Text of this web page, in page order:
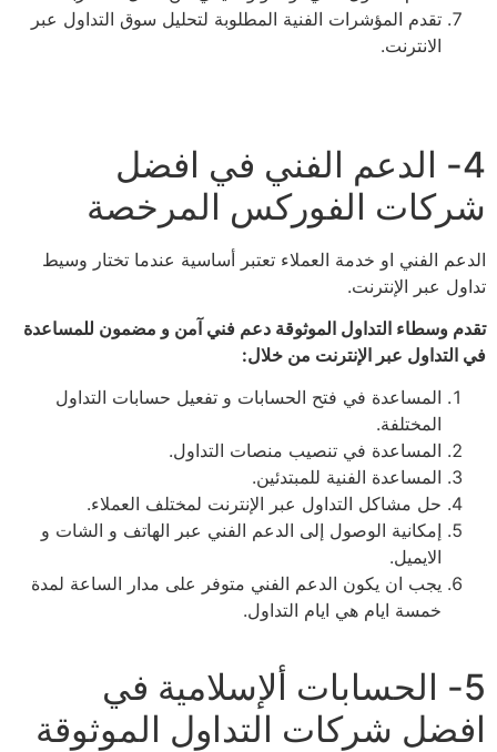
تقدم المؤشرات الفنية المطلوبة لتحليل سوق التداول عبر
الانترنت.
4- الدعم الفني في افضل
شركات الفوركس المرخصة
الدعم الفني او خدمة العملاء تعتبر أساسية عندما تختار وسيط
تداول عبر الإنترنت.
تقدم وسطاء التداول الموثوقة دعم فني آمن و مضمون للمساعدة
في التداول عبر الإنترنت من خلال:
المساعدة في فتح الحسابات و تفعيل حسابات التداول
المختلفة.
المساعدة في تنصيب منصات التداول.
المساعدة الفنية للمبتدئين.
حل مشاكل التداول عبر الإنترنت لمختلف العملاء.
إمكانية الوصول إلى الدعم الفني عبر الهاتف و الشات و
الايميل.
يجب ان يكون الدعم الفني متوفر على مدار الساعة لمدة
خمسة ايام هي ايام التداول.
5- الحسابات ألإسلامية في
افضل شركات التداول الموثوقة